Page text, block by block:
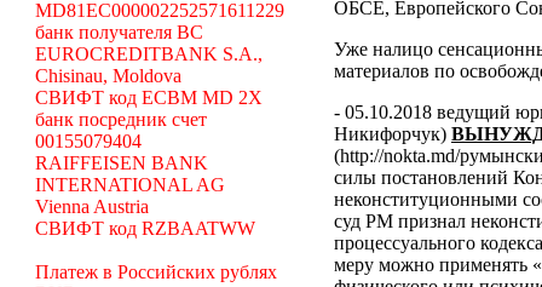
MD81EC000002252571611229
банк получателя BC
EUROCREDITBANK S.A.,
Chisinau, Moldova
СВИФТ код ECBM MD 2X
банк посредник счет
00155079404
RAIFFEISEN BANK
INTERNATIONAL AG
Vienna Austria
СВИФТ код RZBAATWW
Платеж в Российских рублях
ОБСЕ, Европейского
Уже налицо
материалов по
- 05.10.2018 ведущий
Никифорчук)
(http://nokta.md/
силы постановлений
неконституционными
суд РМ признал
процессуального
меру можно применять